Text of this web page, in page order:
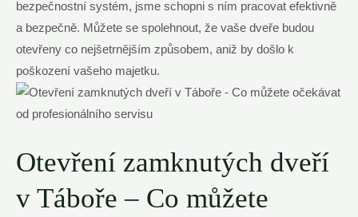
bezpečnostní systém, jsme schopni s‍ ním ‌pracovat efektivně
a bezpečně. Můžete se⁢ spolehnout, že vaše‌ dveře budou
otevřeny co nejšetrnějším způsobem, aniž by došlo k
poškození vašeho majetku.
Otevření⁤ zamknutých dveří
v Táboře – Co můžete